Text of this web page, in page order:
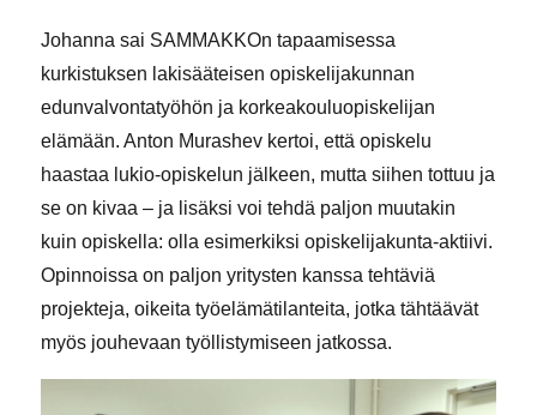
Johanna sai SAMMAKKOn tapaamisessa
kurkistuksen lakisääteisen opiskelijakunnan
edunvalvontatyöhön ja korkeakouluopiskelijan
elämään. Anton Murashev kertoi, että opiskelu
haastaa lukio-opiskelun jälkeen, mutta siihen tottuu ja
se on kivaa – ja lisäksi voi tehdä paljon muutakin
kuin opiskella: olla esimerkiksi opiskelijakunta-aktiivi.
Opinnoissa on paljon yritysten kanssa tehtäviä
projekteja, oikeita työelämätilanteita, jotka tähtäävät
myös jouhevaan työllistymiseen jatkossa.